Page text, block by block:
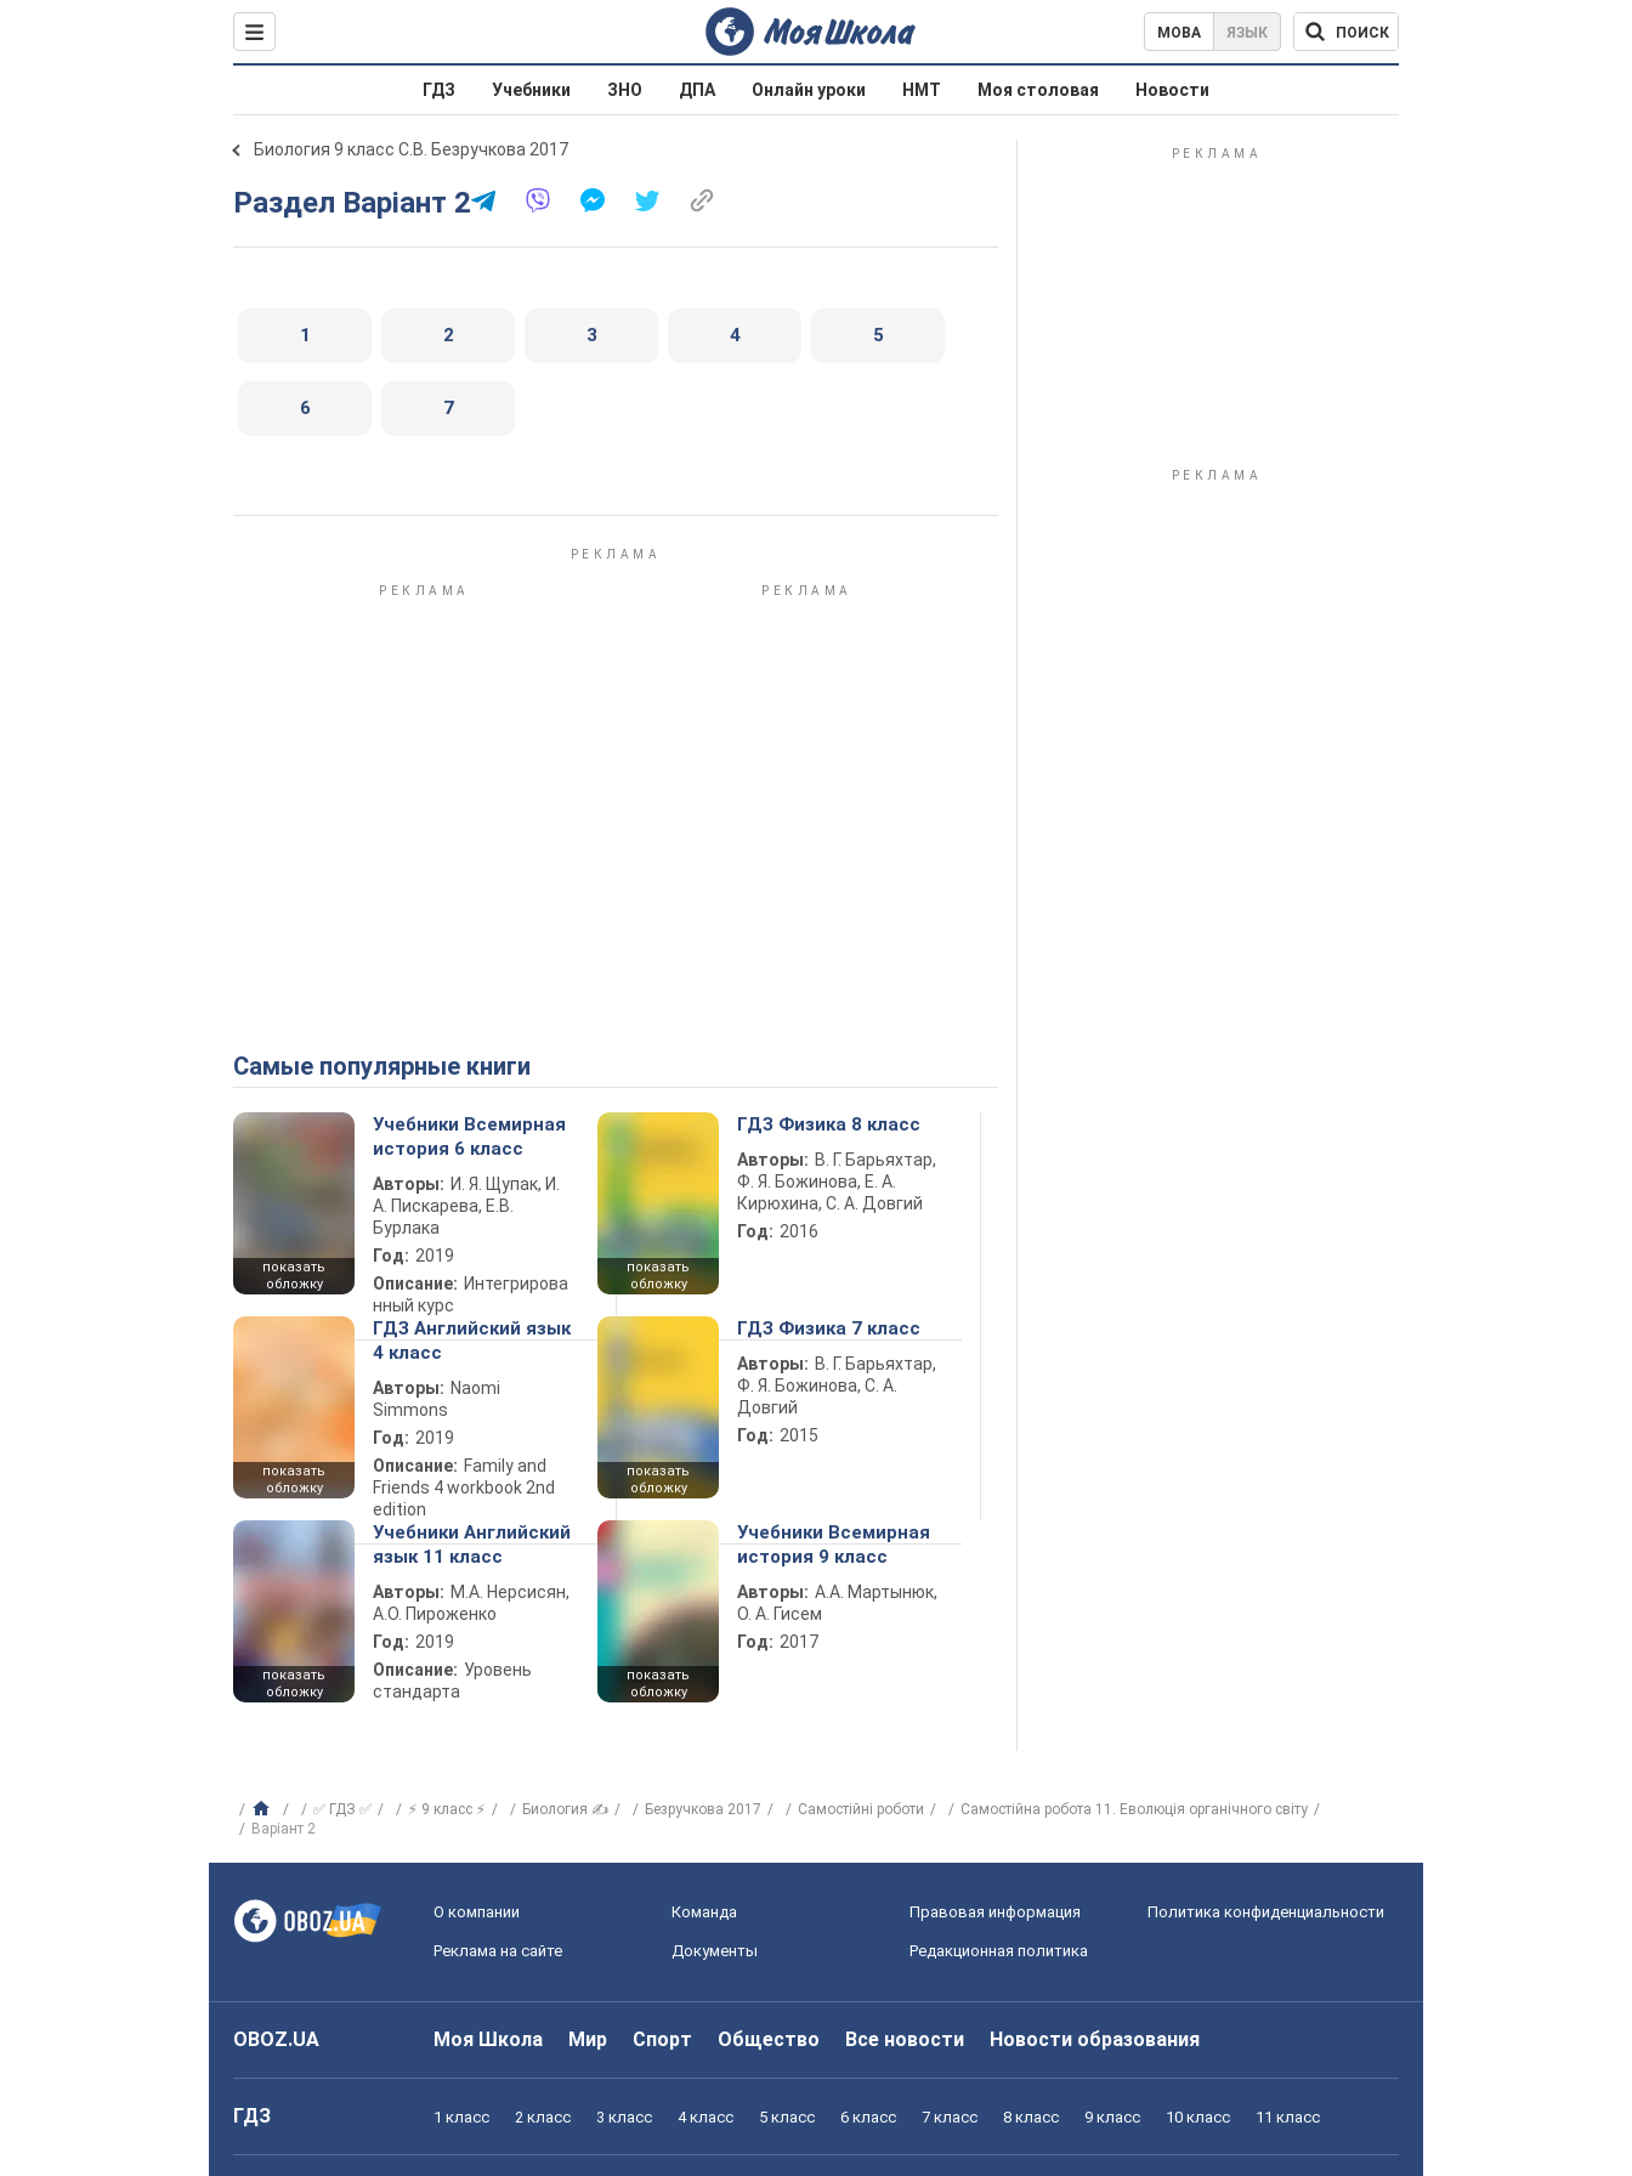
МОВА ЯЗЫК ПОИСК
ГДЗ Учебники ЗНО ДПА Онлайн уроки НМТ Моя столовая Новости
Биология 9 класс С.В. Безручкова 2017
Раздел Варіант 2
1 2 3 4 5
6 7
Самые популярные книги
показать
обложку
Учебники Всемирная
история 6 класс
Авторы: И. Я. Щупак, И.
А. Пискарева, Е.В.
Бурлака
Год: 2019
Описание: Интегрирова
нный курс
показать
обложку
ГДЗ Физика 8 класс
Авторы: В. Г. Барьяхтар,
Ф. Я. Божинова, Е. А.
Кирюхина, С. А. Довгий
Год: 2016
показать
обложку
ГДЗ Английский язык
4 класс
Авторы: Naomi
Simmons
Год: 2019
Описание: Family and
Friends 4 workbook 2nd
edition
показать
обложку
ГДЗ Физика 7 класс
Авторы: В. Г. Барьяхтар,
Ф. Я. Божинова, С. А.
Довгий
Год: 2015
показать
обложку
Учебники Английский
язык 11 класс
Авторы: М.А. Нерсисян,
А.О. Пироженко
Год: 2019
Описание: Уровень
стандарта
показать
обложку
Учебники Всемирная
история 9 класс
Авторы: А.А. Мартынюк,
О. А. Гисем
Год: 2017
✅ ГДЗ ✅ ⚡ 9 класс ⚡ Биология ✍ Безручкова 2017 Самостійні роботи
Самостійна робота 11. Еволюція органічного світу
Варіант 2
О компании Команда Правовая информация Политика конфиденциальности
Реклама на сайте Документы Редакционная политика
OBOZ.UA Моя Школа Мир Спорт Общество Все новости Новости образования
ГДЗ 1 класс 2 класс 3 класс 4 класс 5 класс 6 класс 7 класс 8 класс 9 класс 10 класс 11 класс